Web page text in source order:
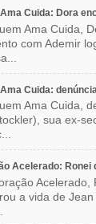
Cuida: Dora
Ama Cuida,
com Ademir
Cuida:
Ama Cuida,
sua ex-
Acelerado: Ronei
Acelerado,
a vida de